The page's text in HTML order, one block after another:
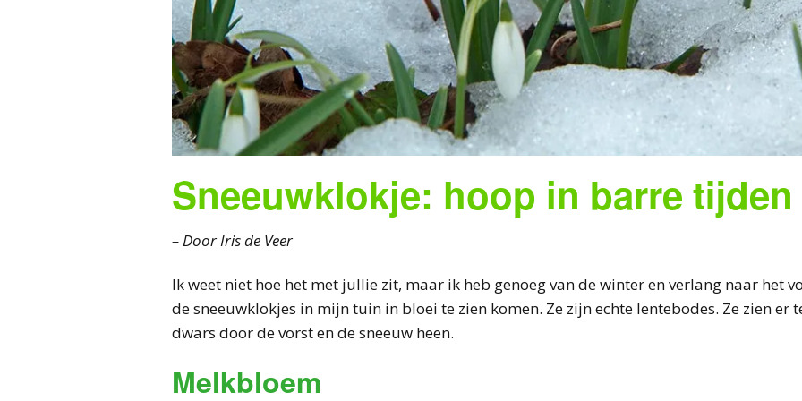
Tips en
De wilg:
het
de boom
met
thuisland
De
Een
minnaar
Kreeft
een
Warm
blaast
zeggen
Otters
de
Sneeuwklokje: hoop in barre tijden
– Door Iris de Veer
Ik weet niet hoe het met jullie zit, maar ik heb genoeg van de winter en verlang naar het
de sneeuwklokjes in mijn tuin in bloei te zien komen. Ze zijn echte lentebodes. Ze zien er
dwars door de vorst en de sneeuw heen.
Melkbloem